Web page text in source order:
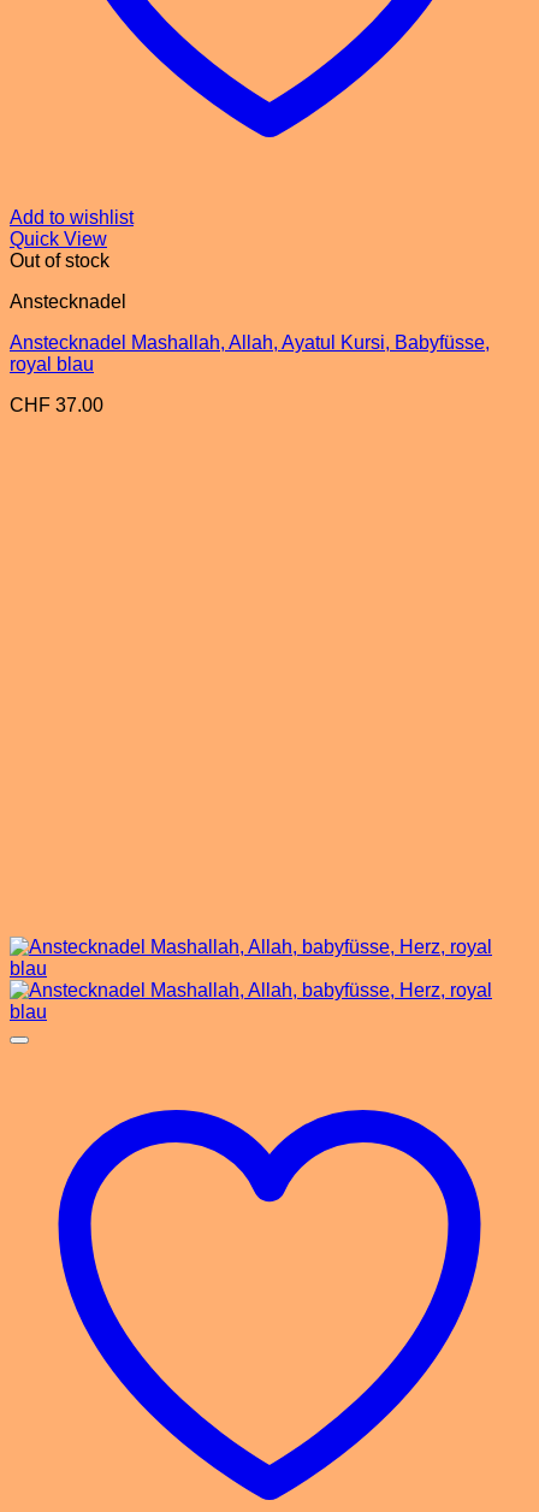
Add to wishlist
Quick View
Out of stock
Anstecknadel
Anstecknadel Mashallah, Allah, Ayatul Kursi, Babyfüsse,
royal blau
CHF 37.00